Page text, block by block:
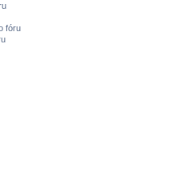
fóru